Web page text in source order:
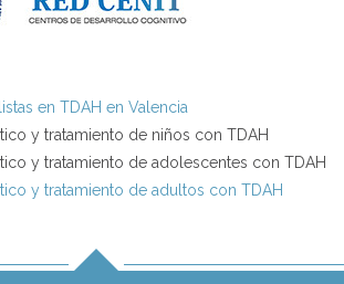
en TDAH en Valencia
y tratamiento de niños con TDAH
y tratamiento de adolescentes con TDAH
y tratamiento de adultos con TDAH